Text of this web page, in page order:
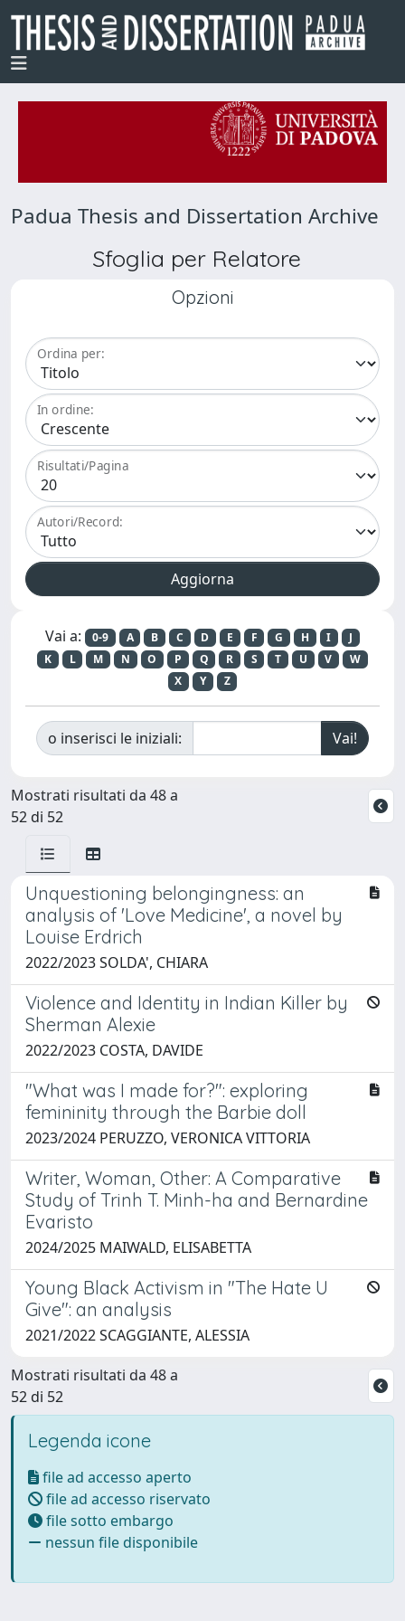
Padua Thesis and Dissertation Archive
Sfoglia per Relatore
Opzioni
Ordina per:
In ordine:
Risultati/Pagina
Autori/Record:
Vai a: 0-9 A B C D E F G H I
J
K
L M N O P Q R S T U V
W
X
Y Z
o inserisci le iniziali:
Mostrati risultati da 48 a
52 di 52
Unquestioning belongingness: an
analysis of 'Love Medicine', a novel by
Louise Erdrich
2022/2023 SOLDA', CHIARA
Violence and Identity in Indian Killer by
Sherman Alexie
2022/2023 COSTA, DAVIDE
"What was I made for?": exploring
femininity through the Barbie doll
2023/2024 PERUZZO, VERONICA VITTORIA
Writer, Woman, Other: A Comparative
Study of Trinh T. Minh-ha and Bernardine
Evaristo
2024/2025 MAIWALD, ELISABETTA
Young Black Activism in "The Hate U
Give": an analysis
2021/2022 SCAGGIANTE, ALESSIA
Mostrati risultati da 48 a
52 di 52
Legenda icone
file ad accesso aperto
file ad accesso riservato
file sotto embargo
nessun file disponibile